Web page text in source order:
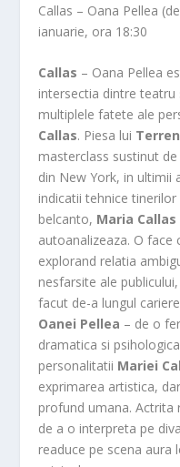
Callas – Oana Pellea
ianuarie, ora 18:30
Callas – Oana Pellea
intersectia dintre teatru
multiplele fatete ale
Callas. Piesa lui
masterclass sustinut de
din New York, in ultimii
indicatii tehnice
belcanto, Maria Callas
autoanalizeaza. O face
explorand relatia
nesfarsite ale
facut de-a lungul
Oanei Pellea – de o
dramatica si
personalitatii Mariei
exprimarea artistica,
profund umana.
de a o interpreta pe
readuce pe scena aura